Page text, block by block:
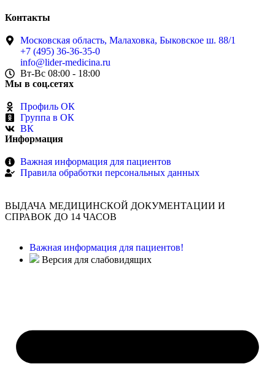
Контакты
Московская область, Малаховка, Быковское ш. 88/1
+7 (495) 36-36-35-0
info@lider-medicina.ru
Вт-Вс 08:00 - 18:00
Мы в соц.сетях
Профиль ОК
Группа в ОК
ВК
Информация
Важная информация для пациентов
Правила обработки персональных данных
ВЫДАЧА МЕДИЦИНСКОЙ ДОКУМЕНТАЦИИ И
СПРАВОК ДО 14 ЧАСОВ
Важная информация для пациентов!
Версия для слабовидящих